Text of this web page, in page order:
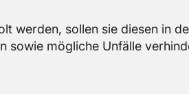
wer­den, sol­len sie die­sen in
sowie mög­li­che Un­fäl­le